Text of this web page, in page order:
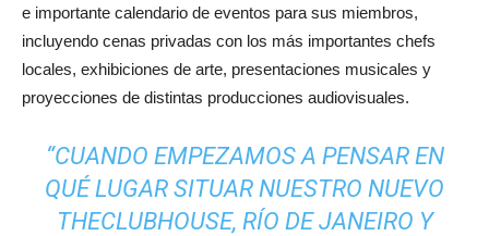
e importante calendario de eventos para sus miembros,
incluyendo cenas privadas con los más importantes chefs
locales, exhibiciones de arte, presentaciones musicales y
proyecciones de distintas producciones audiovisuales.
“CUANDO EMPEZAMOS A PENSAR EN
QUÉ LUGAR SITUAR NUESTRO NUEVO
THECLUBHOUSE, RÍO DE JANEIRO Y